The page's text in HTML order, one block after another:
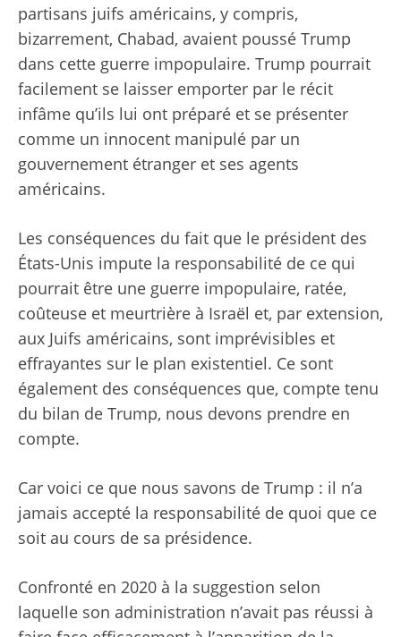
partisans juifs américains, y compris,
bizarrement, Chabad, avaient poussé Trump
dans cette guerre impopulaire. Trump pourrait
facilement se laisser emporter par le récit
infâme qu’ils lui ont préparé et se présenter
comme un innocent manipulé par un
gouvernement étranger et ses agents
américains.
Les conséquences du fait que le président des
États-Unis impute la responsabilité de ce qui
pourrait être une guerre impopulaire, ratée,
coûteuse et meurtrière à Israël et, par extension,
aux Juifs américains, sont imprévisibles et
effrayantes sur le plan existentiel. Ce sont
également des conséquences que, compte tenu
du bilan de Trump, nous devons prendre en
compte.
Car voici ce que nous savons de Trump : il n’a
jamais accepté la responsabilité de quoi que ce
soit au cours de sa présidence.
Confronté en 2020 à la suggestion selon
laquelle son administration n’avait pas réussi à